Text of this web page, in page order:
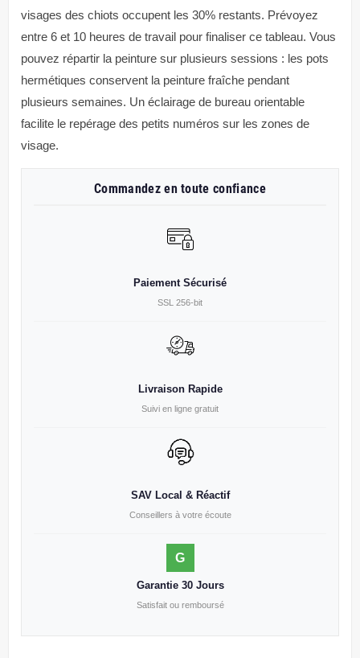
visages des chiots occupent les 30% restants. Prévoyez
entre 6 et 10 heures de travail pour finaliser ce tableau. Vous
pouvez répartir la peinture sur plusieurs sessions : les pots
hermétiques conservent la peinture fraîche pendant
plusieurs semaines. Un éclairage de bureau orientable
facilite le repérage des petits numéros sur les zones de
visage.
Commandez en toute confiance
Paiement Sécurisé
SSL 256-bit
Livraison Rapide
Suivi en ligne gratuit
SAV Local & Réactif
Conseillers à votre écoute
G
Garantie 30 Jours
Satisfait ou remboursé